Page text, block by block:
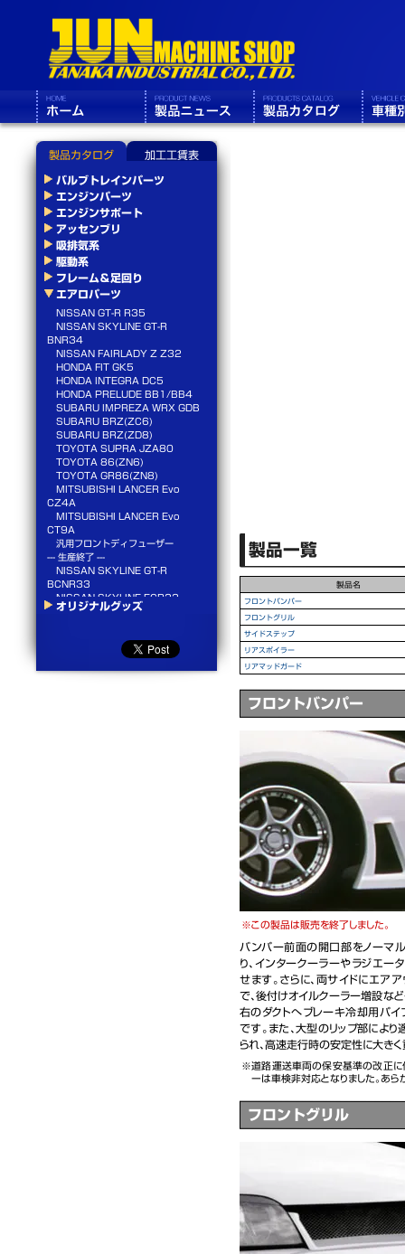
製品一覧
製品名
フロントバンパー
フロントグリル
サイドステップ
リアスポイラー
リアマッドガード
フロントバンパー
この製品は販売を終了しました。
バンパー前面の開口部をノーマ
り、インタークーラーやラジエー
せます。さらに、両サイドにエア
で、後付けオイルクーラー増設な
右のダクトへブレーキ冷却用パイ
です。また、大型のリップ部によ
られ、高速走行時の安定性に大きく
道路運送車両の保安基準の改正に
ーは車検非対応となりました。あら
フロントグリル
製品カタログ 加工工賃表
バルブトレインパーツ
エンジンパーツ
エンジンサポート
アッセンブリ
吸排気系
駆動系
フレーム＆足回り
エアロパーツ
NISSAN GT-R R35
NISSAN SKYLINE GT-R
BNR34
NISSAN FAIRLADY Z Z32
HONDA FIT GK5
HONDA INTEGRA DC5
HONDA PRELUDE BB1/BB4
SUBARU IMPREZA WRX GDB
SUBARU BRZ(ZC6)
SUBARU BRZ(ZD8)
TOYOTA SUPRA JZA80
TOYOTA 86(ZN6)
TOYOTA GR86(ZN8)
MITSUBISHI LANCER Evo
CZ4A
MITSUBISHI LANCER Evo
CT9A
汎用フロントディフューザー
--- 生産終了 ---
NISSAN SKYLINE GT-R
BCNR33
NISSAN SKYLINE ECR33
NISSAN SILVIA S15
SUBARU IMPREZA WRX GC8
オリジナルグッズ